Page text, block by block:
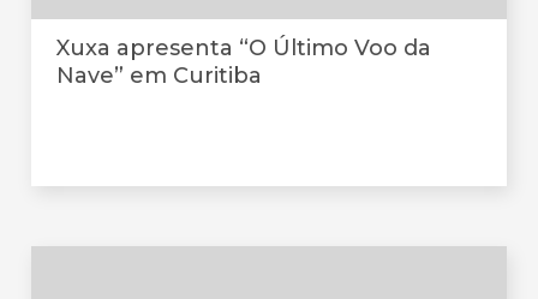
Xuxa apresenta “O Último Voo da
Nave” em Curitiba